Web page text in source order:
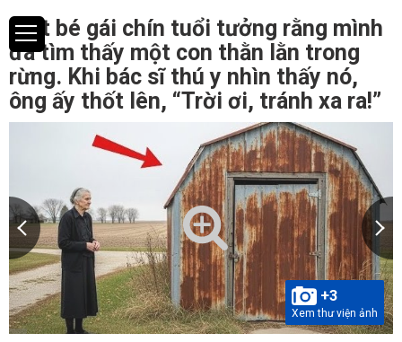
Một bé gái chín tuổi tưởng rằng mình
đã tìm thấy một con thằn lằn trong
rừng. Khi bác sĩ thú y nhìn thấy nó,
ông ấy thốt lên, “Trời ơi, tránh xa ra!”
+3
Xem thư viện ảnh